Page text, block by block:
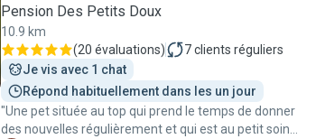
Pension Des Petits Doux
10.9 km
(20 évaluations) 7clients réguliers
Je vis avec 1 chat
Répond habituellement dans les un jour
"Une pet située au top qui prend le temps de donner
des nouvelles régulièrement et qui est au petit soin